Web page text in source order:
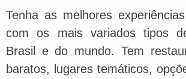
Tenha as melhores
com os mais variados tipos
Brasil e do mundo. Tem
baratos, lugares temáticos,